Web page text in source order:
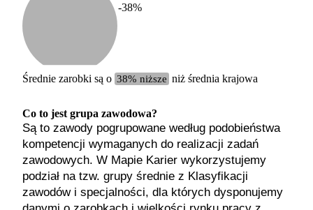
średnie
-38%
Średnie zarobki są o 38% niższe niż średnia krajowa
Co to jest grupa zawodowa?
Są to zawody pogrupowane według podobieństwa
kompetencji wymaganych do realizacji zadań
zawodowych. W Mapie Karier wykorzystujemy
podział na tzw. grupy średnie z Klasyfikacji
zawodów i specjalności, dla których dysponujemy